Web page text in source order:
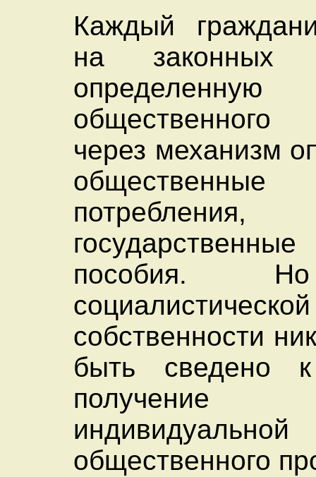
Каждый
на законных
через механизм
потребления,
пособия.
социалистической
собственности
быть сведено
общественного